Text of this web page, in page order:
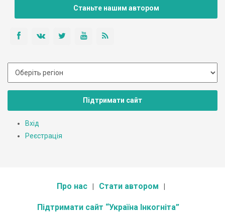
Станьте нашим автором
Підтримати сайт
Вхід
Реєстрація
Про нас Стати автором
Підтримати сайт “Україна Інкогніта”